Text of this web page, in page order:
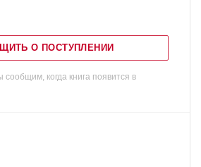
О ПОСТУПЛЕНИИ
сообщим, когда книга появится в